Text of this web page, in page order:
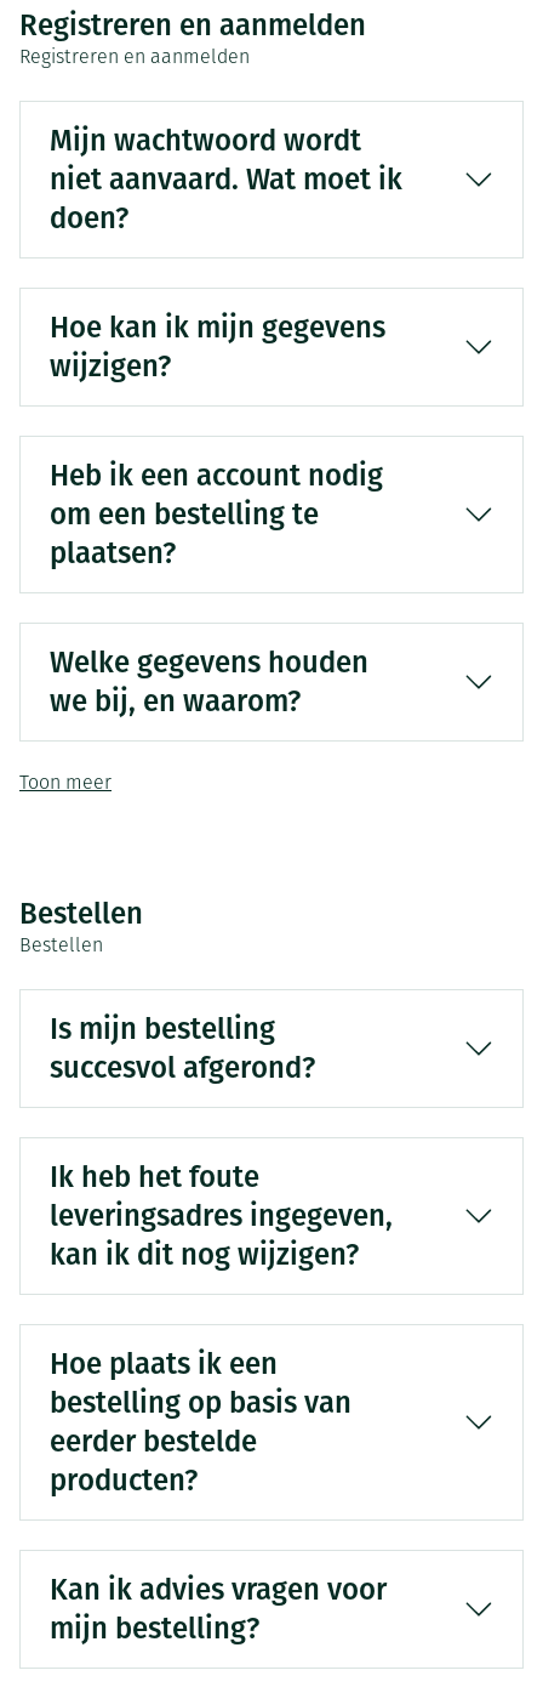
Registreren en aanmelden
Registreren en aanmelden
Mijn wachtwoord wordt
niet aanvaard. Wat moet ik
doen?
Hoe kan ik mijn gegevens
wijzigen?
Heb ik een account nodig
om een bestelling te
plaatsen?
Welke gegevens houden
we bij, en waarom?
Toon meer
Bestellen
Bestellen
Is mijn bestelling
succesvol afgerond?
Ik heb het foute
leveringsadres ingegeven,
kan ik dit nog wijzigen?
Hoe plaats ik een
bestelling op basis van
eerder bestelde
producten?
Kan ik advies vragen voor
mijn bestelling?